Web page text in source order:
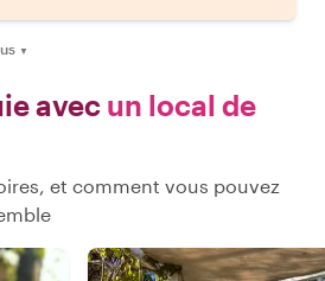
▼
avec un local de
et comment vous pouvez